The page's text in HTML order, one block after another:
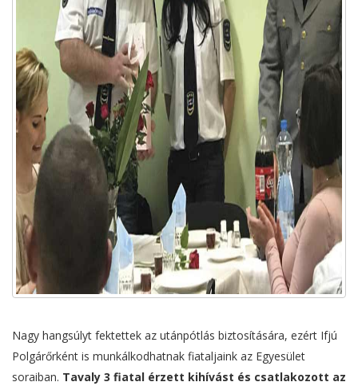
Nagy hangsúlyt fektettek az utánpótlás biztosítására, ezért Ifjú
Polgárőrként is munkálkodhatnak fiataljaink az Egyesület
soraiban. Tavaly 3 fiatal érzett kihívást és csatlakozott az